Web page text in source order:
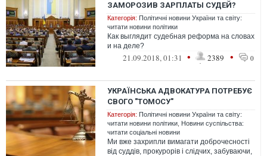
ЗАМОРОЗИВ ЗАРПЛАТЫ СУДЕЙ?
Категорія: Політичні новини України та світу:
читати новини політики
Как выглядит судебная реформа на словах
и на деле?
21.09.2018, 01:31 • 2389 • 0
УКРАЇНСЬКА АДВОКАТУРА ПОТРЕБУЄ
СВОГО "ТОМОСУ"
Категорія: Політичні новини України та світу:
читати новини політики Новини суспільства:
читати соціальні новини
Ми вже захрипли вимагати доброчесності
від суддів, прокурорів і слідчих, забуваючи,